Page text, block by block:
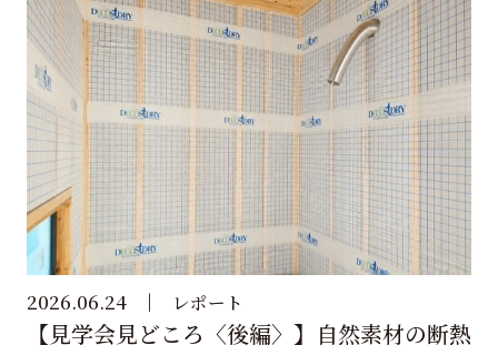
2026.06.24 レポート
【見学会見どころ〈後編〉】自然素材の断熱